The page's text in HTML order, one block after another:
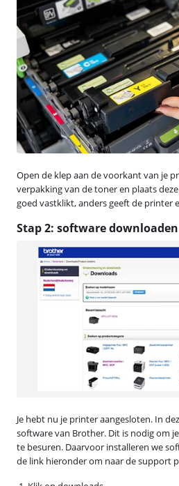
Open de klep aan de voorkant van je
verpakking van de toner en plaats
goed vastklikt, anders geeft de printer
Stap 2: software downloaden
Je hebt nu je printer aangesloten. In
software van Brother. Dit is nodig om
te besuren. Daarvoor installeren we
de link hieronder om naar de support